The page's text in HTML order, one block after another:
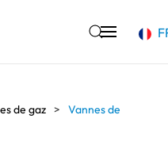
de gaz Vannes de